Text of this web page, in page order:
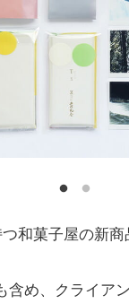
和菓子屋の新商
含め、クライア